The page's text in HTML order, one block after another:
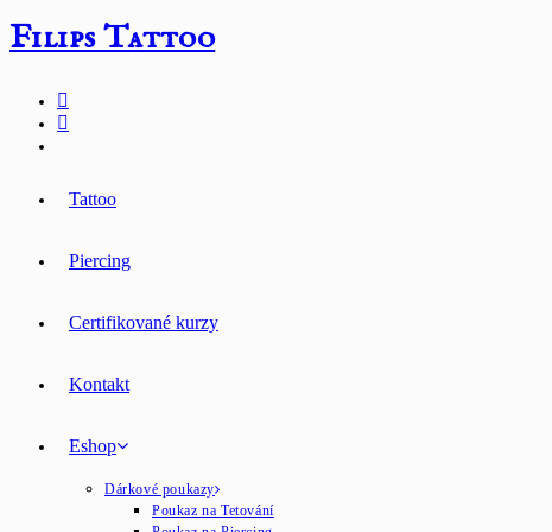
Přejít
k
Filips Tattoo
Tattoo
Piercing
Certifikované kurzy
Kontakt
Eshop
Dárkové poukazy
Poukaz na Tetování